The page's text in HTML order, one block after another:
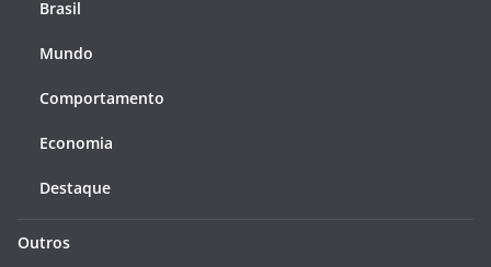
Brasil
Mundo
Comportamento
Economia
Destaque
Outros